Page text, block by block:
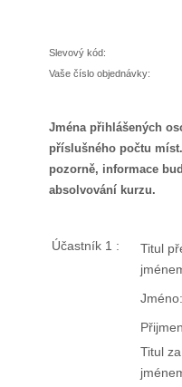
Slevový kód:
Vaše číslo objednávky:
Jména přihlášených
příslušného počtu
pozorně, informace
absolvování kurzu.
Účastník 1 :
Titul
Jméno:
Titul za